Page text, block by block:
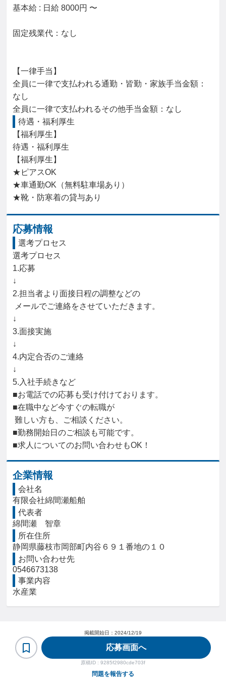
基本給 : 日給 8000円 〜
固定残業代：なし
【一律手当】
全員に一律で支払われる通勤・皆勤・家族手当金額：
なし
待遇・福利厚生
【福利厚生】
待遇・福利厚生
【福利厚生】
★ピアスOK
★車通勤OK（無料駐車場あり）
★靴・防寒着の貸与あり
応募情報
選考プロセス
選考プロセス
1.応募
↓
2.担当者より面接日程の調整などの
↓
3.面接実施
↓
4.内定合否のご連絡
↓
5.入社手続きなど
■お電話での応募も受け付けております。
■在職中など今すぐの転職が
■勤務開始日のご相談も可能です。
■求人についてのお問い合わせもOK！
企業情報
会社名
有限会社綿間瀬船舶
代表者
綿間瀬　智章
所在住所
静岡県藤枝市岡部町内谷６９１番地の１０
お問い合わせ先
0546673138
事業内容
水産業
掲載開始日： 2024/12/19
応募画面へ
原稿ID : 9285f2980cde703f
問題を報告する